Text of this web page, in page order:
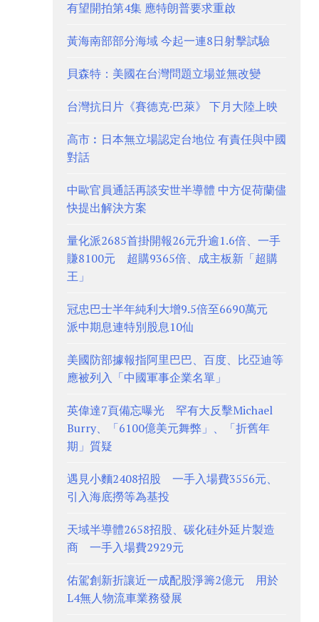
有望開拍第4集 應特朗普要求重啟
黃海南部部分海域 今起一連8日射擊試驗
貝森特：美國在台灣問題立場並無改變
台灣抗日片《賽德克·巴萊》 下月大陸上映
高市︰日本無立場認定台地位 有責任與中國
對話
中歐官員通話再談安世半導體 中方促荷蘭儘
快提出解決方案
量化派2685首掛開報26元升逾1.6倍、一手
賺8100元 超購9365倍、成主板新「超購
王」
冠忠巴士半年純利大增9.5倍至6690萬元
派中期息連特別股息10仙
美國防部據報指阿里巴巴、百度、比亞迪等
應被列入「中國軍事企業名單」
英偉達7頁備忘曝光 罕有大反擊Michael
Burry、「6100億美元舞弊」、「折舊年
期」質疑
遇見小麵2408招股 一手入場費3556元、
引入海底撈等為基投
天域半導體2658招股、碳化硅外延片製造
商 一手入場費2929元
佑駕創新折讓近一成配股淨籌2億元 用於
L4無人物流車業務發展